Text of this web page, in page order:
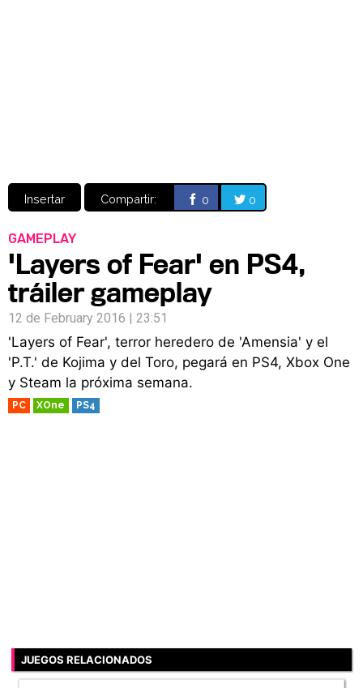
Insertar Compartir: 0 0
GAMEPLAY
'Layers of Fear' en PS4,
tráiler gameplay
12 de February 2016 | 23:51
'Layers of Fear', terror heredero de 'Amensia' y el
'P.T.' de Kojima y del Toro, pegará en PS4, Xbox One
y Steam la próxima semana.
PC XOne PS4
JUEGOS RELACIONADOS